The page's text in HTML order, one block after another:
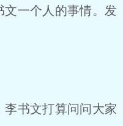
一个人的事情。发
书文打算问问大家